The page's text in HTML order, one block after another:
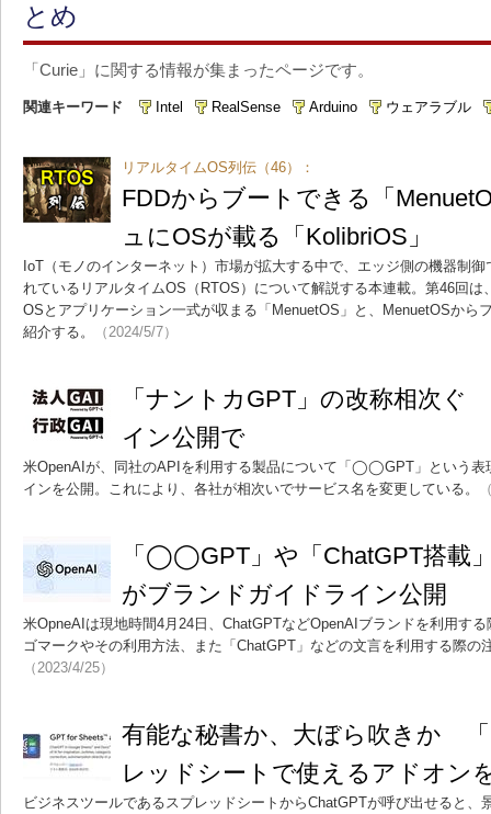
とめ
「Curie」に関する情報が集まったページです。
関連キーワード Intel RealSense Arduino ウェアラブル
リアルタイムOS列伝（46）：
FDDからブートできる「
ュにOSが載る「KolibriOS」
IoT（モノのインターネット）市場が拡大する中で、エッジ側の機器制
れているリアルタイムOS（RTOS）について解説する本連載。第46回は
OSとアプリケーション一式が収まる「MenuetOS」と、MenuetOSから
紹介する。
（2024/5/7）
「ナントカGPT」の改称相次
イン公開で
米OpenAIが、同社のAPIを利用する製品について「◯◯GPT」という表
インを公開。これにより、各社が相次いでサービス名を変更している。
「◯◯GPT」や「ChatGPT搭載
がブランドガイドライン公開
米OpneAIは現地時間4月24日、ChatGPTなどOpenAIブランドを利用す
ゴマークやその利用方法、また「ChatGPT」などの文言を利用する際の
（2023/4/25）
有能な秘書か、大ぼら吹きか
レッドシートで使えるアドオン
ビジネスツールであるスプレッドシートからChatGPTが呼び出せると、